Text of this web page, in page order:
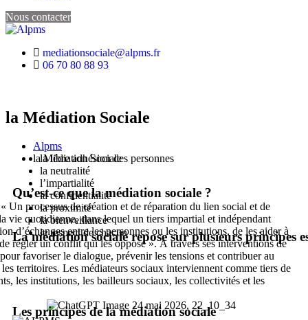
Nous contacter
mediationsociale@alpms.fr
06 70 80 88 93
la Médiation Sociale
Alpms
la Médiation Sociale
Qu’est-ce que la médiation sociale ?
Un processus de création et de réparation du lien social et de
vie quotidienne, dans lequel un tiers impartial et indépendant
d’échanges entre les personnes ou les institutions, de les aider à
régler un conflit qui les oppose ». À travers ses interventions de
favoriser le dialogue, prévenir les tensions et contribuer au
territoires. Les médiateurs sociaux interviennent comme tiers de
les institutions, les bailleurs sociaux, les collectivités et les
Les principes de la médiation sociale
La médiation sociale repose sur plusieurs principes
la libre adhésion des personnes
la neutralité
l’impartialité
la confidentialité
la proximité
la bienveillance
le respect de chacun